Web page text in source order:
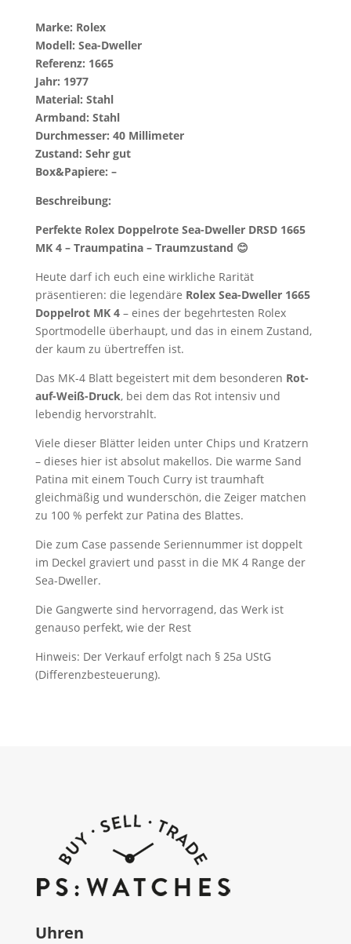
Marke: Rolex
Modell: Sea-Dweller
Referenz: 1665
Jahr: 1977
Material: Stahl
Armband: Stahl
Durchmesser: 40 Millimeter
Zustand: Sehr gut
Box&Papiere: –
Beschreibung:
Perfekte Rolex Doppelrote Sea-Dweller DRSD 1665
MK 4 – Traumpatina – Traumzustand 😊
Heute darf ich euch eine wirkliche Rarität
präsentieren: die legendäre Rolex Sea-Dweller 1665
Doppelrot MK 4– eines der begehrtesten Rolex
Sportmodelle überhaupt, und das in einem Zustand,
der kaum zu übertreffen ist.
Das MK-4 Blatt begeistert mit dem besonderen Rot-
auf-Weiß-Druck, bei dem das Rot intensiv und
lebendig hervorstrahlt.
Viele dieser Blätter leiden unter Chips und Kratzern
– dieses hier ist absolut makellos. Die warme Sand
Patina mit einem Touch Curry ist traumhaft
gleichmäßig und wunderschön, die Zeiger matchen
zu 100 % perfekt zur Patina des Blattes.
Die zum Case passende Seriennummer ist doppelt
im Deckel graviert und passt in die MK 4 Range der
Sea-Dweller.
Die Gangwerte sind hervorragend, das Werk ist
genauso perfekt, wie der Rest
Hinweis: Der Verkauf erfolgt nach § 25a UStG
(Differenzbesteuerung).
Uhren